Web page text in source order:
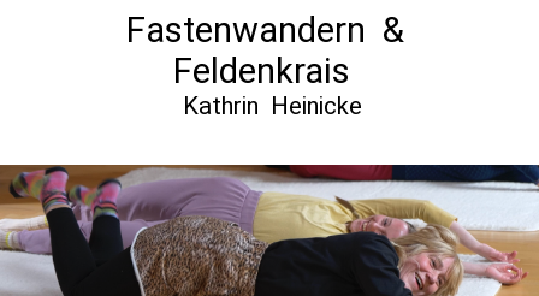
Fastenwandern &
Feldenkrais
Kathrin Heinicke